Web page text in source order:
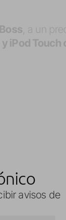
, a un
iPod Touch
tu centro de
avisos de